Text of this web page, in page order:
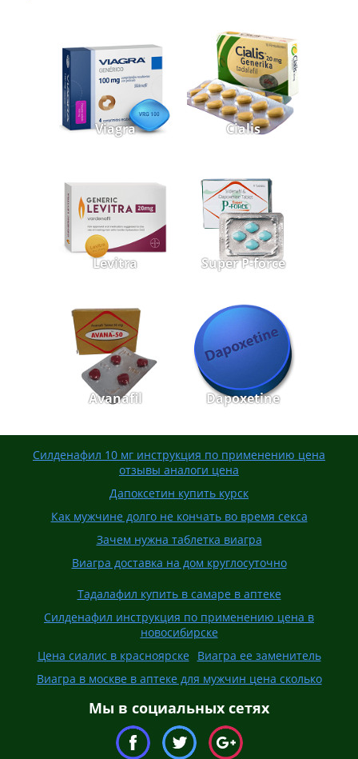
Viagra Cialis
Levitra Super P-force
Avanafil Dapoxetine
Силденафил 10 мг инструкция по применению цена
отзывы аналоги цена
Дапоксетин купить курск
Как мужчине долго не кончать во время секса
Зачем нужна таблетка виагра
Виагра доставка на дом круглосуточно
Тадалафил купить в самаре в аптеке
Силденафил инструкция по применению цена в
новосибирске
Цена сиалис в красноярске
Виагра ее заменитель
Виагра в москве в аптеке для мужчин цена сколько
Мы в социальных сетях